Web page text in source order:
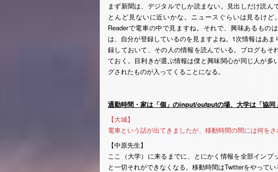
まず新聞は、デジタルでしか読まない。見出しだけ読
とんど見ないに近いかな。ニュースぐらいは見るけ
Readerで電車の中で見ますね。それで、興味あるもの
は、自分が登録しているのを見ますよね。1次情報はあ
録しておいて、その人の情報を読んでいる。ブログもそ
ておく。目利きが選ぶ情報は僕と興味関心が同じ人が多
グされたものが入ってくることになる。
通勤時間・家は「個」のinput/outputの場、大学は「協
【大城】
電車という話が出てきましたが、移動時間の間には何をさ
【中原先生】
ここ（大学）に来るまでに、とにかく情報を全部インプ
と一切それができなくなる。移動時間はTwitterをやって